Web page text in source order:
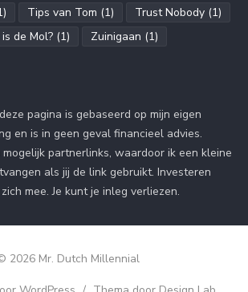
Tips van Tom (1) Trust Nobody (1)
de Mol? (1) Zuinigaan (1)
pagina is gebaseerd op mijn eigen
en is in geen geval financieel advies.
partnerlinks, waardoor ik een kleine
als jij de link gebruikt. Investeren
mee. Je kunt je inleg verliezen.
2026 Mr. Dutch Millennial